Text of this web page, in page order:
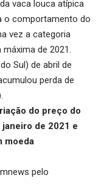
vaca louca atípica
o comportamento do
vez a categoria
máxima de 2021.
Sul) de abril de
perda de
do preço do
de 2021 e
moeda
pelo